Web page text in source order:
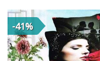
-41%